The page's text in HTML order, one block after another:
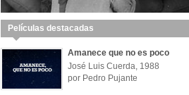
Películas destacadas
Amanece que no es poco
José Luis Cuerda, 1988
por Pedro Pujante